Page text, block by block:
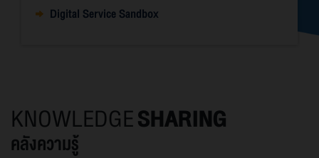
Digital Service Sandbox
KNOWLEDGESHARING
คลังความรู้